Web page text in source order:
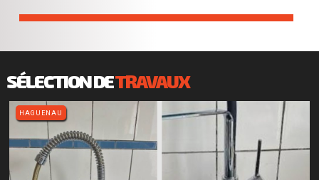
SÉLECTION DETRAVAUX
HAGUENAU